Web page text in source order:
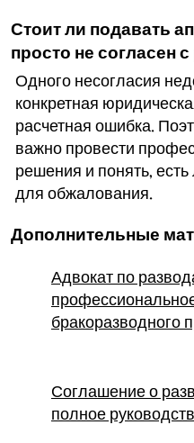
Стоит ли подавать
просто не согласен
Одного несогласия
конкретная
расчетная ошибка.
важно провести
решения и понять,
для обжалования.
Дополнительные
Адвокат по
бракоразводного
Соглашение о
полное